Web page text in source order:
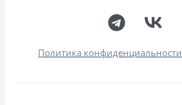
Политика конфиденциальности